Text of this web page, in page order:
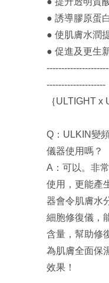
● 誘導膠原蛋
● 使肌膚水潤
● 促進及更生
--------------------
｛ULTIGHT x
Q：ULKIN變
儀器使用嗎？
A：可以。非
使用，更能產
器會令肌膚水
細胞修復儀，
含量，幫助修
為肌膚全面保
效果！